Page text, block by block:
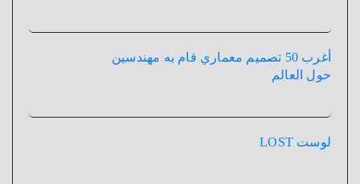
أغرب 50 تصميم معماري قام به مهندسين
حول العالم
لوست LOST